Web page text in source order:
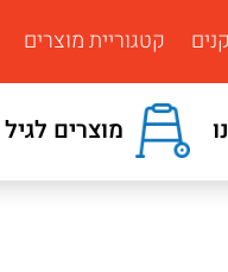
קטגוריית מוצרים
מוצרים